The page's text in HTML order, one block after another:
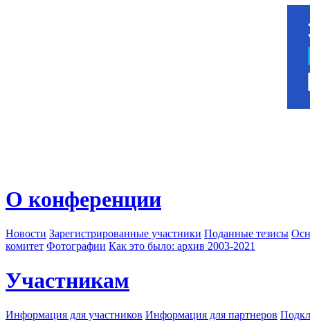
О конференции
Новости Зарегистрированные участники Поданные тезисы
комитет Фотографии Как это было: архив 2003-2021
Участникам
Информация для участников Информация для партнеров